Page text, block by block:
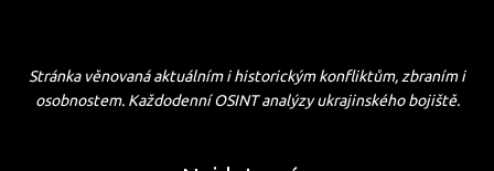
Stránka věnovaná aktuálním i historickým konfliktům, zbraním i
osobnostem. Každodenní OSINT analýzy ukrajinského bojiště.